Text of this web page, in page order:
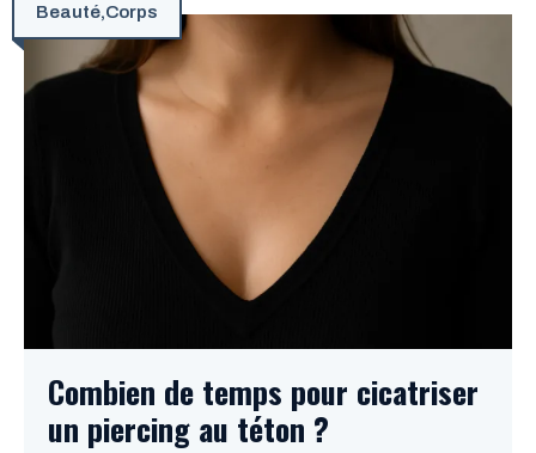
Beauté,Corps
Combien de temps pour cicatriser
un piercing au téton ?